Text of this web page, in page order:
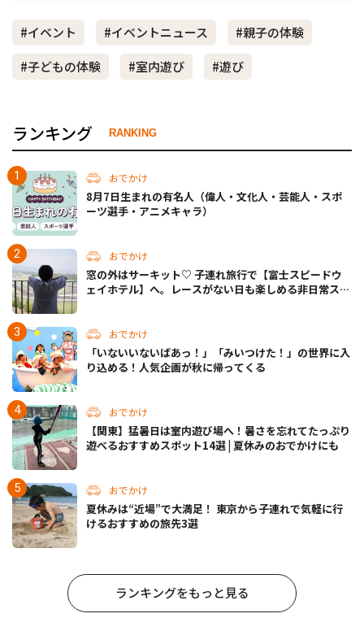
#イベント #イベントニュース
#親子の体験
#子どもの体験
#室内遊び #遊び
ランキング RANKING
おでかけ
8月7日生まれの有名人（偉人・文化人・芸能人・スポ
ーツ選手・アニメキャラ）
おでかけ
窓の外はサーキット♡ 子連れ旅行で【富士スピードウ
ェイホテル】へ。レースがない日も楽しめる非日常ステ
おでかけ
「いないいないばあっ！」「みいつけた！」の世界に入
り込める！人気企画が秋に帰ってくる
おでかけ
【関東】猛暑日は室内遊び場へ！暑さを忘れてたっぷり
遊べるおすすめスポット14選 | 夏休みのおでかけにも
おでかけ
夏休みは“近場”で大満足！ 東京から子連れで気軽に行
けるおすすめの旅先3選
ランキングをもっと見る